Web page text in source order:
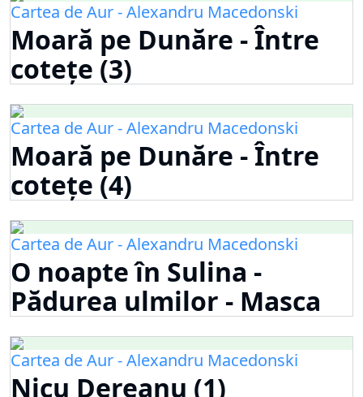
Cartea de Aur - Alexandru Macedonski
Moară pe Dunăre - Între
cotețe (3)
Cartea de Aur - Alexandru Macedonski
Moară pe Dunăre - Între
cotețe (4)
Cartea de Aur - Alexandru Macedonski
O noapte în Sulina -
Pădurea ulmilor - Masca
Cartea de Aur - Alexandru Macedonski
Nicu Dereanu (1)